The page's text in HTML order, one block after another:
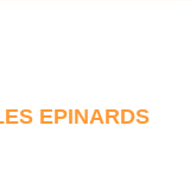
EPINARDS